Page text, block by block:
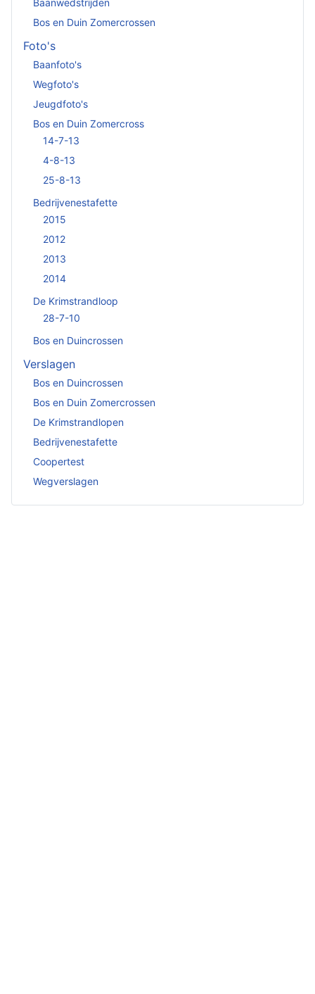
Bos en Duin Zomercrossen
Foto's
Baanfoto's
Wegfoto's
Jeugdfoto's
Bos en Duin Zomercross
14-7-13
4-8-13
25-8-13
Bedrijvenestafette
2015
2012
2013
2014
De Krimstrandloop
28-7-10
Bos en Duincrossen
Verslagen
Bos en Duincrossen
Bos en Duin Zomercrossen
De Krimstrandlopen
Bedrijvenestafette
Coopertest
Wegverslagen